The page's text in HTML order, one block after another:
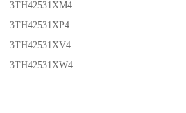
3TH42531XM4
3TH42531XP4
3TH42531XV4
3TH42531XW4